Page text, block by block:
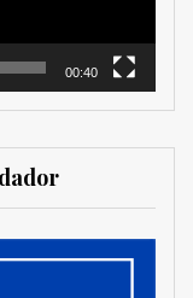
00:40